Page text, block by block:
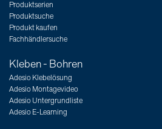
Produktserien
Produktsuche
Produkt kaufen
Fachhändlersuche
Kleben - Bohren
Adesio Klebelösung
Adesio Montagevideo
Adesio Untergrundliste
Adesio E-Learning